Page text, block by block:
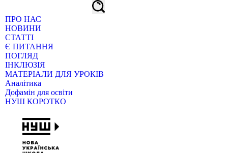
ПРО НАС
НОВИНИ
СТАТТІ
Є ПИТАННЯ
ПОГЛЯД
ІНКЛЮЗІЯ
МАТЕРІАЛИ ДЛЯ УРОКІВ
Аналітика
Дофамін для освіти
НУШ КОРОТКО